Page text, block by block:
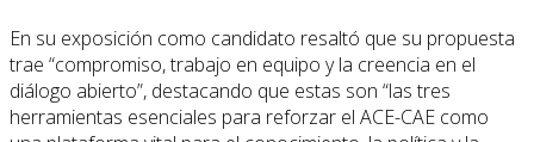
En su exposición como candidato resaltó que su propuesta
trae “compromiso, trabajo en equipo y la creencia en el
diálogo abierto”, destacando que estas son “las tres
herramientas esenciales para reforzar el ACE-CAE como